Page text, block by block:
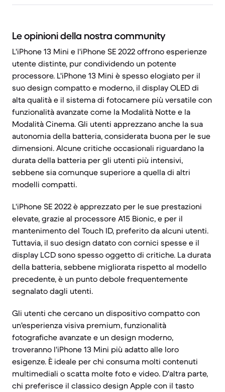
Le opinioni della nostra community
L'iPhone 13 Mini e l'iPhone SE 2022 offrono esperienze
utente distinte, pur condividendo un potente
processore. L'iPhone 13 Mini è spesso elogiato per il
suo design compatto e moderno, il display OLED di
alta qualità e il sistema di fotocamere più versatile con
funzionalità avanzate come la Modalità Notte e la
Modalità Cinema. Gli utenti apprezzano anche la sua
autonomia della batteria, considerata buona per le sue
dimensioni. Alcune critiche occasionali riguardano la
durata della batteria per gli utenti più intensivi,
sebbene sia comunque superiore a quella di altri
modelli compatti.
L'iPhone SE 2022 è apprezzato per le sue prestazioni
elevate, grazie al processore A15 Bionic, e per il
mantenimento del Touch ID, preferito da alcuni utenti.
Tuttavia, il suo design datato con cornici spesse e il
display LCD sono spesso oggetto di critiche. La durata
della batteria, sebbene migliorata rispetto al modello
precedente, è un punto debole frequentemente
segnalato dagli utenti.
Gli utenti che cercano un dispositivo compatto con
un'esperienza visiva premium, funzionalità
fotografiche avanzate e un design moderno,
troveranno l'iPhone 13 Mini più adatto alle loro
esigenze. È ideale per chi consuma molti contenuti
multimediali o scatta molte foto e video. D'altra parte,
chi preferisce il classico design Apple con il tasto